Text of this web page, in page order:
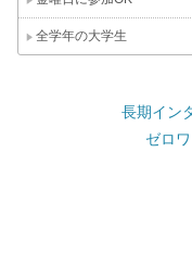
全学年の大学生
長期イン
ゼロ